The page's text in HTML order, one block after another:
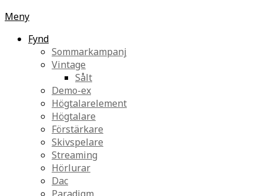
Meny
Fynd
Sommarkampanj
Vintage
Sålt
Demo-ex
Högtalarelement
Högtalare
Förstärkare
Skivspelare
Streaming
Hörlurar
Dac